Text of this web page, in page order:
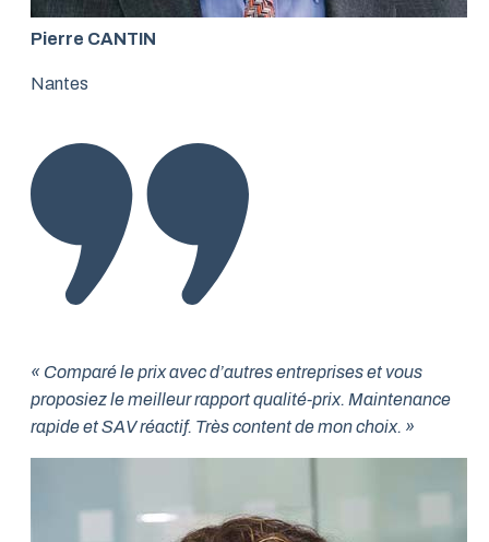
Pierre CANTIN
Nantes
« Comparé le prix avec d’autres entreprises et vous
proposiez le meilleur rapport qualité-prix. Maintenance
rapide et SAV réactif. Très content de mon choix. »